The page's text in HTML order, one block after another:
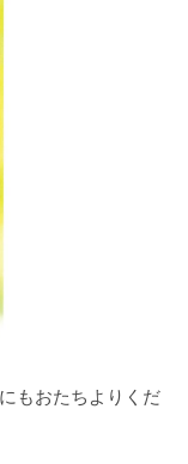
もおたちよりくだ